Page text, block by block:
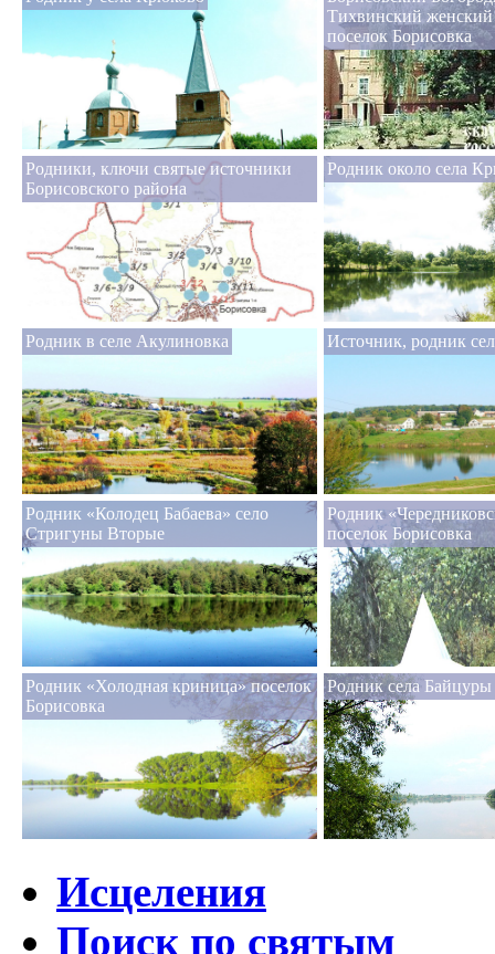
Тихвинский
поселок Борисовка
Родники, ключи святые источники
Борисовского района
Родник около села
Родник в селе Акулиновка Источник, родник
Родник «Колодец Бабаева» село
Стригуны Вторые
Родник
поселок Борисовка
Родник «Холодная криница» поселок
Борисовка
Родник села Байцуры
Исцеления
Поиск по святым